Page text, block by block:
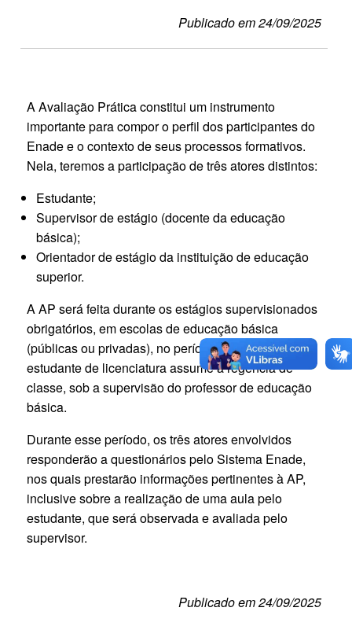
Publicado em 24/09/2025
A Avaliação Prática constitui um instrumento
importante para compor o perfil dos participantes do
Enade e o contexto de seus processos formativos.
Nela, teremos a participação de três atores distintos:
Estudante;
Supervisor de estágio (docente da educação
básica);
Orientador de estágio da instituição de educação
superior.
A AP será feita durante os estágios supervisionados
obrigatórios, em escolas de educação básica
(públicas ou privadas), no período em que o
estudante de licenciatura assume a regência de
classe, sob a supervisão do professor de educação
básica.
Durante esse período, os três atores envolvidos
responderão a questionários pelo Sistema Enade,
nos quais prestarão informações pertinentes à AP,
inclusive sobre a realização de uma aula pelo
estudante, que será observada e avaliada pelo
supervisor.
Publicado em 24/09/2025